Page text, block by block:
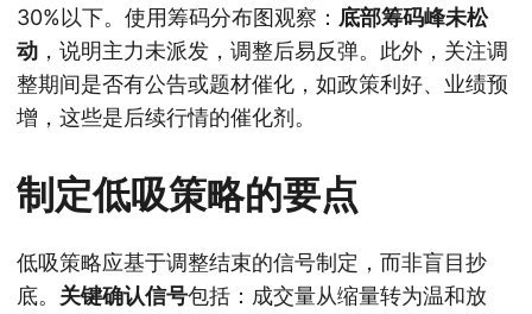
30%以下。使用筹码分布图观察： 底部筹码峰未松
动 ，说明主力未派发，调整后易反弹。此外，关注调
整期间是否有公告或题材催化，如政策利好、业绩预
增，这些是后续行情的催化剂。
制定低吸策略的要点
低吸策略应基于调整结束的信号制定，而非盲目抄
底。 关键确认信号包括：成交量从缩量转为温和放